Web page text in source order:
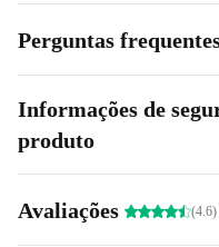
Perguntas
Informações de
produto
Avaliações (4.6)